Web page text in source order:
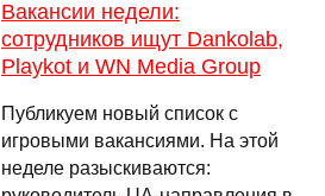
Вакансии недели:
сотрудников ищут Dankolab,
Playkot и WN Media Group
Публикуем новый список с
игровыми вакансиями. На этой
неделе разыскиваются: